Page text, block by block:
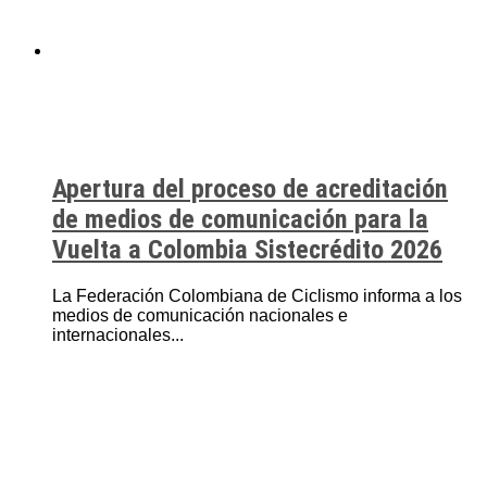
Apertura del proceso de acreditación
de medios de comunicación para la
Vuelta a Colombia Sistecrédito 2026
La Federación Colombiana de Ciclismo informa a los
medios de comunicación nacionales e
internacionales...